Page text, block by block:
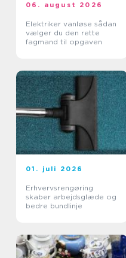
06. august 2026
Elektriker vanløse sådan
vælger du den rette
fagmand til opgaven
01. juli 2026
Erhvervsrengøring
skaber arbejdsglæde og
bedre bundlinje